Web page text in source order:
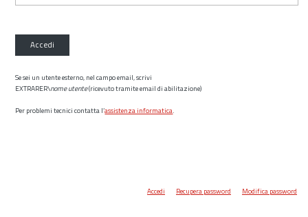
Accedi
Se sei un utente esterno, nel campo email, scrivi
EXTRARER\nome utente(ricevuto tramite email di abilitazione)
Per problemi tecnici contatta l’assistenza informatica.
Accedi Recupera password Modifica password